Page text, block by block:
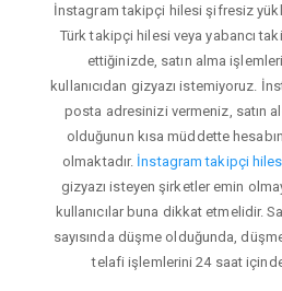
İnstagram takipçi hilesi şifresiz
Türk takipçi hilesi veya yabancı
ettiğinizde, satın alma
kullanıcıdan gizyazı istemiyoruz.
posta adresinizi vermeniz, satın
olduğunun kısa müddette
olmaktadır. İnstagram takipçi
gizyazı isteyen şirketler emin
kullanıcılar buna dikkat etmelidir.
sayısında düşme olduğunda,
telafi işlemlerini 24 saat